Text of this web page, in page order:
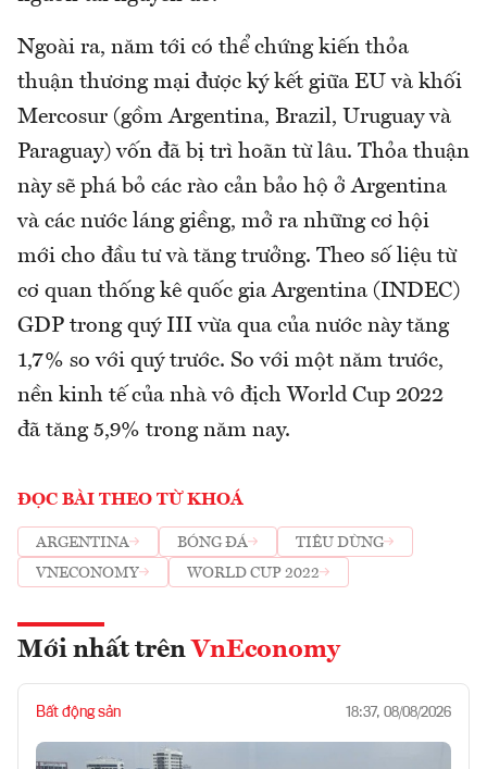
Ngoài ra, năm tới có thể chứng kiến thỏa
thuận thương mại được ký kết giữa EU và khối
Mercosur (gồm Argentina, Brazil, Uruguay và
Paraguay) vốn đã bị trì hoãn từ lâu. Thỏa thuận
này sẽ phá bỏ các rào cản bảo hộ ở Argentina
và các nước láng giềng, mở ra những cơ hội
mới cho đầu tư và tăng trưởng. Theo số liệu từ
cơ quan thống kê quốc gia Argentina (INDEC)
GDP trong quý III vừa qua của nước này tăng
1,7% so với quý trước. So với một năm trước,
nền kinh tế của nhà vô địch World Cup 2022
đã tăng 5,9% trong năm nay.
ĐỌC BÀI THEO TỪ KHOÁ
ARGENTINA BÓNG ĐÁ
TIÊU DÙNG
VNECONOMY
WORLD CUP 2022
Mới nhất trên VnEconomy
Bất động sản 18:37, 08/08/2026